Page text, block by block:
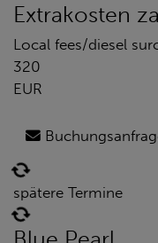
Extrakosten
Local fees/diesel
320
EUR
spätere Termine